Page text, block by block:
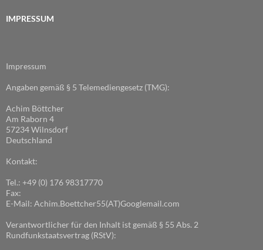
IMPRESSUM
Impressum
Angaben gemäß § 5 Telemediengesetz (TMG):
Achim Böttcher
Am Raborn 4
57234 Wilnsdorf
Deutschland
Kontakt:
Tel.: +49 (0) 176 98317770
Fax:
E-Mail: Achim.Boettcher55(AT)Googlemail.com
Verantwortlicher für den Inhalt ist gemäß § 55 Abs. 2
Rundfunkstaatsvertrag (RStV):